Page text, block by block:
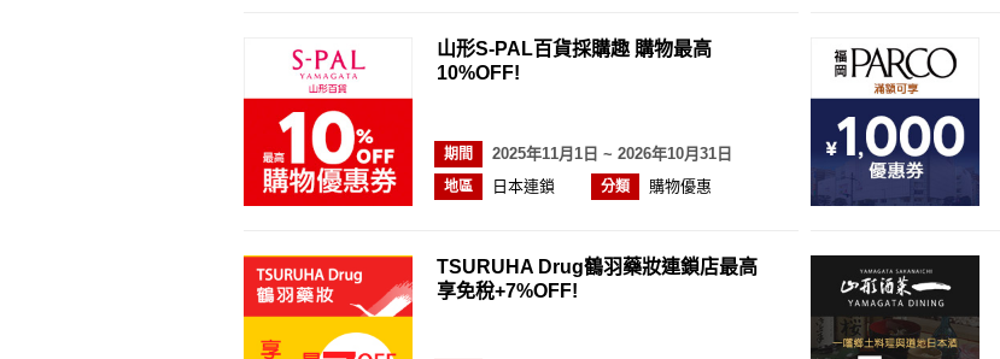
山形S-PAL百貨採購趣 購物最高
10%OFF!
期間 2025年11月1日 ~ 2026年10月31日
地區 日本連鎖 分類 購物優惠
TSURUHA Drug鶴羽藥妝連鎖店最高
享免稅+7%OFF!